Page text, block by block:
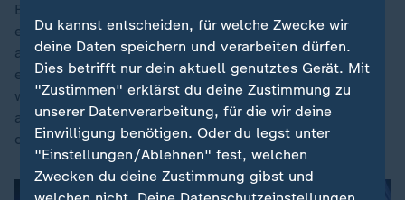
Baumgartner sprang aus 39 Kilometern Höhe aus
einem Heliumballon und legte in 4:20 Minuten mehr
als 36 Kilometer im freien Fall zurück. Dabei erreichte
er eine Spitzengeschwindigkeit von 1.357,6 km/h,
womit Baumgartner damals mehrere Weltrekorde
aufstellte - etwa den höchsten Fallschirmsprung und
den längsten freien Fall.
Du kannst entscheiden, für welche Zwecke wir
deine Daten speichern und verarbeiten dürfen.
Dies betrifft nur dein aktuell genutztes Gerät. Mit
"Zustimmen" erklärst du deine Zustimmung zu
unserer Datenverarbeitung, für die wir deine
Einwilligung benötigen. Oder du legst unter
"Einstellungen/Ablehnen" fest, welchen
Zwecken du deine Zustimmung gibst und